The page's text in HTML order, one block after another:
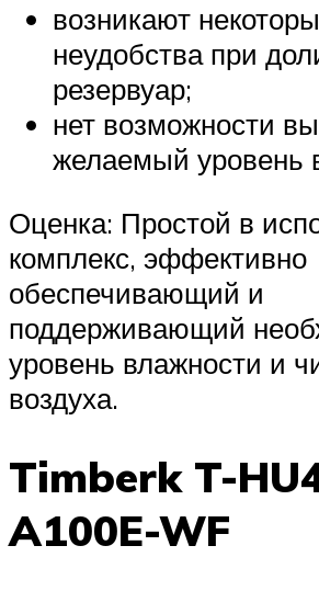
возникают
неудобства при
резервуар;
нет возможности
желаемый уровень
Оценка: Простой в
комплекс, эффективно
обеспечивающий и
поддерживающий
уровень влажности и
воздуха.
Timberk T-
A100E-WF